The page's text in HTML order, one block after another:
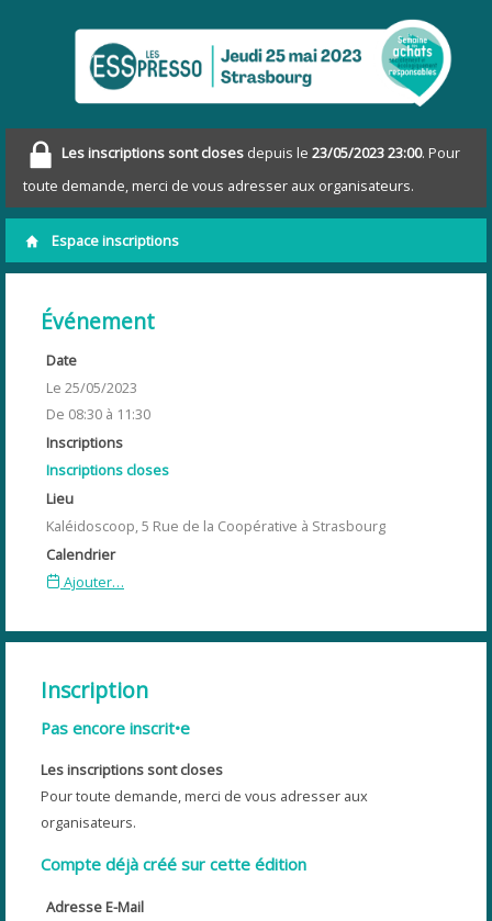
Les inscriptions sont closes depuis le 23/05/2023 23:00. Pour
toute demande, merci de vous adresser aux organisateurs.
Espace inscriptions
Événement
Date
Le 25/05/2023
De 08:30 à 11:30
Inscriptions
Inscriptions closes
Lieu
Kaléidoscoop, 5 Rue de la Coopérative à Strasbourg
Calendrier
Ajouter…
Inscription
Pas encore inscrit•e
Les inscriptions sont closes
Pour toute demande, merci de vous adresser aux
organisateurs.
Compte déjà créé sur cette édition
Adresse E-Mail